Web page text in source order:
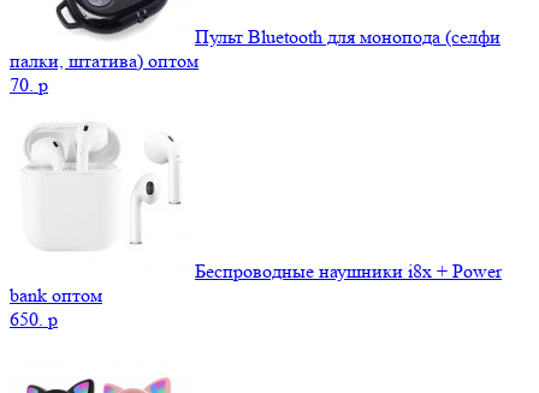
Пульт Bluetooth для монопода (селфи
палки, штатива) оптом
70. p
Беспроводные наушники i8x + Power
bank оптом
650. p